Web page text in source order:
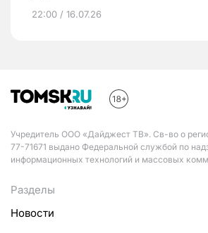
22:00 / 16.07.26
Учредитель ООО «Дайджест ТВ». Св-во о
77-71671 выдано Федеральной службой по
информационных технологий и массовых
Разделы
Новости